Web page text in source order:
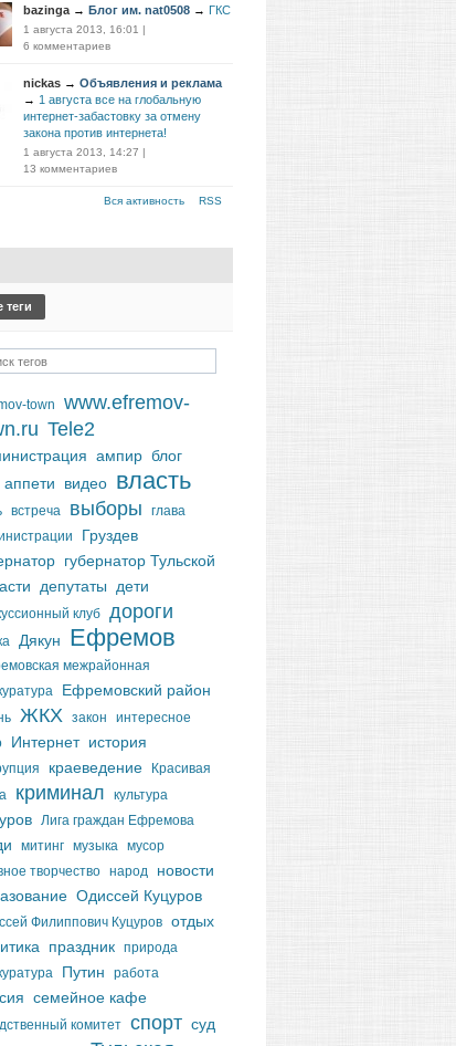
bazinga → Блог им. nat0508 → ГКС
1 августа 2013, 16:01 |
6 комментариев
nickas → Объявления и реклама
→ 1 августа все на глобальную
интернет-забастовку за отмену
закона против интернета!
1 августа 2013, 14:27 |
13 комментариев
Вся активность RSS
теги
town
www.efremov-
Tele2
ампир блог
аппети
видео власть
встреча выборы
глава
Груздев
губернатор Тульской
депутаты дети
клуб дороги
Дякун Ефремов
межрайонная
Ефремовский район
ЖКХ закон
интересное
Интернет история
краеведение
Красивая
криминал культура
Лига граждан Ефремова
митинг музыка мусор
творчество народ
новости
Одиссей Куцуров
Филиппович Куцуров отдых
праздник природа
Путин работа
семейное кафе
комитет спорт суд